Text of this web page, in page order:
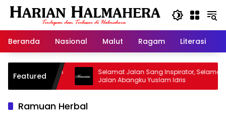
Langsung
Beranda
Nasional Malut Ragam Literasi
Featured
Warisan
Selamat Jalan Sang Inspirator, Selamat
Jalan Abangku Yuslam Idris
Ramuan Herbal